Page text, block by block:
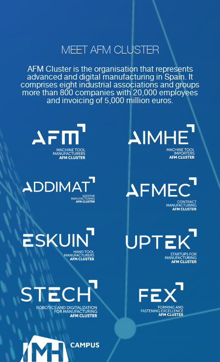
MEET AFM CLUSTER
AFM Cluster is the organisation that represents
advanced and digital manufacturing in Spain. It
comprises eight industrial associations and groups
more than 800 companies with 20,000 employees
and invoicing of 5,000 million euros.
Redirecting to